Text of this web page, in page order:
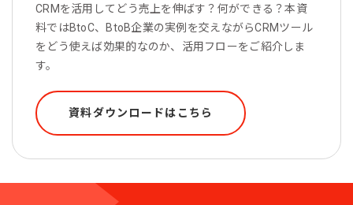
CRMを活用してどう売上を伸ばす？何ができる？本資
料ではBtoC、BtoB企業の実例を交えながらCRMツール
をどう使えば効果的なのか、活用フローをご紹介しま
す。
資料ダウンロードはこちら